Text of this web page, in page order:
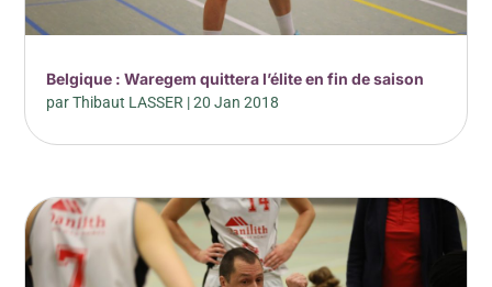
Belgique : Waregem quittera l’élite en fin de saison
parThibaut LASSER |20 Jan 2018